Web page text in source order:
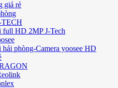
giá rẻ
TECH
full HD 2MP J-Tech
phòng-Camera yoosee HD